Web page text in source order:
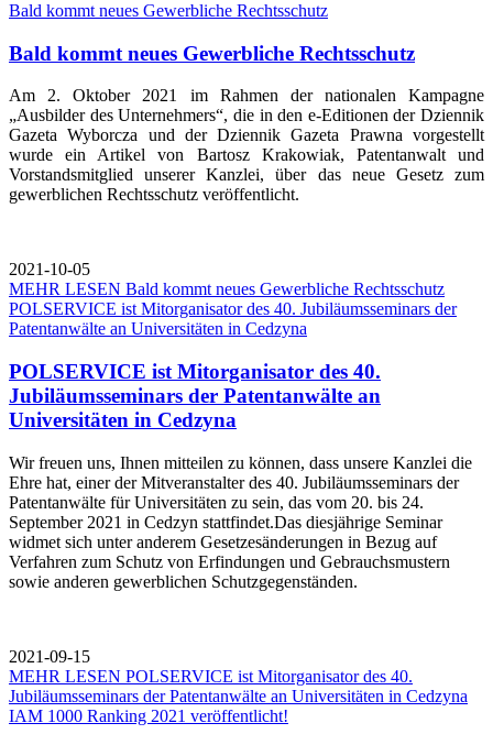
Bald kommt neues Gewerbliche Rechtsschutz
Bald kommt neues Gewerbliche Rechtsschutz
Am 2. Oktober 2021 im Rahmen der nationalen Kampagne
„Ausbilder des Unternehmers“, die in den e-Editionen der Dziennik
Gazeta Wyborcza und der Dziennik Gazeta Prawna vorgestellt
wurde ein Artikel von Bartosz Krakowiak, Patentanwalt und
Vorstandsmitglied unserer Kanzlei, über das neue Gesetz zum
gewerblichen Rechtsschutz veröffentlicht.
2021-10-05
MEHR LESEN Bald kommt neues Gewerbliche Rechtsschutz
POLSERVICE ist Mitorganisator des 40. Jubiläumsseminars der
Patentanwälte an Universitäten in Cedzyna
POLSERVICE ist Mitorganisator des 40.
Jubiläumsseminars der Patentanwälte an
Universitäten in Cedzyna
Wir freuen uns, Ihnen mitteilen zu können, dass unsere Kanzlei die
Ehre hat, einer der Mitveranstalter des 40. Jubiläumsseminars der
Patentanwälte für Universitäten zu sein, das vom 20. bis 24.
September 2021 in Cedzyn stattfindet.Das diesjährige Seminar
widmet sich unter anderem Gesetzesänderungen in Bezug auf
Verfahren zum Schutz von Erfindungen und Gebrauchsmustern
sowie anderen gewerblichen Schutzgegenständen.
2021-09-15
MEHR LESEN POLSERVICE ist Mitorganisator des 40.
Jubiläumsseminars der Patentanwälte an Universitäten in Cedzyna
IAM 1000 Ranking 2021 veröffentlicht!